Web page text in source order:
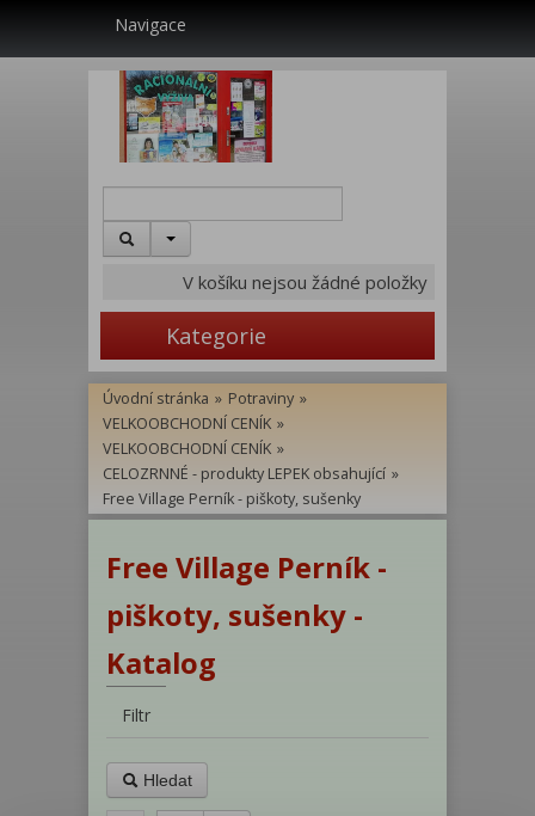
Navigace
V košíku nejsou žádné položky
Kategorie
Úvodní stránka » Potraviny »
VELKOOBCHODNÍ CENÍK »
VELKOOBCHODNÍ CENÍK »
CELOZRNNÉ - produkty LEPEK obsahující »
Free Village Perník - piškoty, sušenky
Free Village Perník -
piškoty, sušenky -
Katalog
Filtr
Hledat